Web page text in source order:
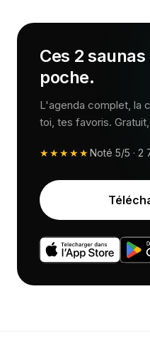
Ces 2
poche.
L'agenda complet, la
toi, tes favoris.
★★★★★Noté 5/5 · 2